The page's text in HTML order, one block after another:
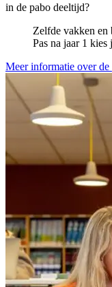
in de pabo deeltijd?
Zelfde vakken en
Pas na jaar 1
Meer informatie over de